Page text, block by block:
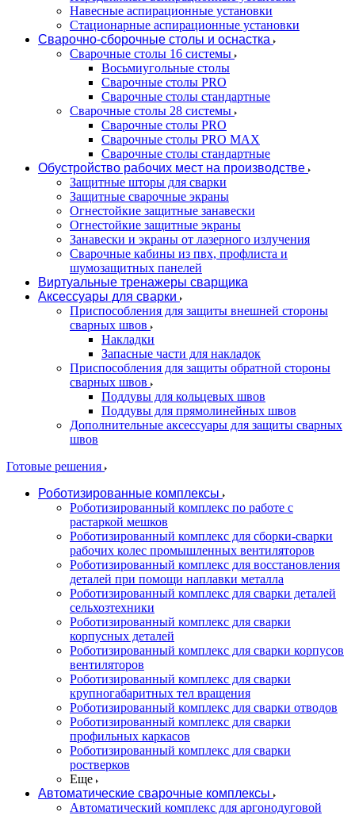
Навесные аспирационные установки
Стационарные аспирационные установки
Сварочно-сборочные столы и оснастка
Сварочные столы 16 системы
Восьмиугольные столы
Сварочные столы PRO
Сварочные столы стандартные
Сварочные столы 28 системы
Сварочные столы PRO
Сварочные столы PRO MAX
Сварочные столы стандартные
Обустройство рабочих мест на производстве
Защитные шторы для сварки
Защитные сварочные экраны
Огнестойкие защитные занавески
Огнестойкие защитные экраны
Занавески и экраны от лазерного излучения
Сварочные кабины из пвх, профлиста и
шумозащитных панелей
Виртуальные тренажеры сварщика
Аксессуары для сварки
Приспособления для защиты внешней стороны
сварных швов
Накладки
Запасные части для накладок
Приспособления для защиты обратной стороны
сварных швов
Поддувы для кольцевых швов
Поддувы для прямолинейных швов
Дополнительные аксессуары для защиты сварных
швов
Готовые решения
Роботизированные комплексы
Роботизированный комплекс по работе с
растаркой мешков
Роботизированный комплекс для сборки-сварки
рабочих колес промышленных вентиляторов
Роботизированный комплекс для восстановления
деталей при помощи наплавки металла
Роботизированный комплекс для сварки деталей
сельхозтехники
Роботизированный комплекс для сварки
корпусных деталей
Роботизированный комплекс для сварки корпусов
вентиляторов
Роботизированный комплекс для сварки
крупногабаритных тел вращения
Роботизированный комплекс для сварки отводов
Роботизированный комплекс для сварки
профильных каркасов
Роботизированный комплекс для сварки
ростверков
Еще
Автоматические сварочные комплексы
Автоматический комплекс для аргонодуговой